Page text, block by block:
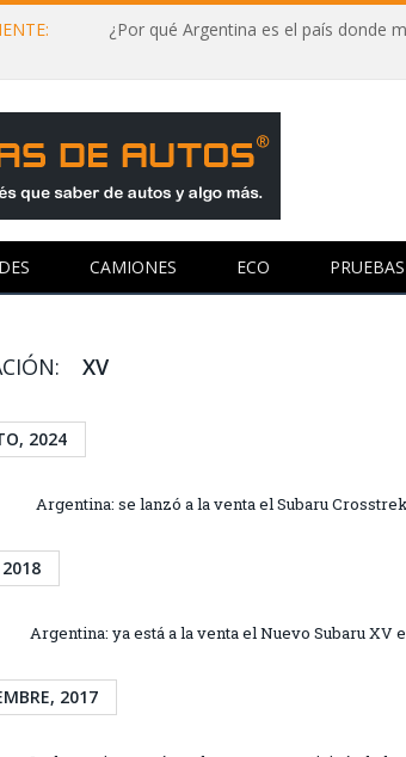
¿Por qué Argentina es el país donde
CAMIONES ECO PRUEBAS
XV
2024
Argentina: se lanzó a la venta el Subaru
2018
Argentina: ya está a la venta el Nuevo Subaru XV
2017